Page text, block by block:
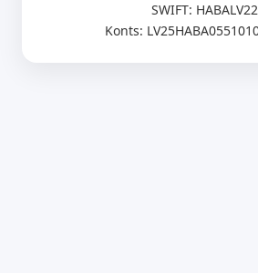
SWIFT: HABALV22
Konts: